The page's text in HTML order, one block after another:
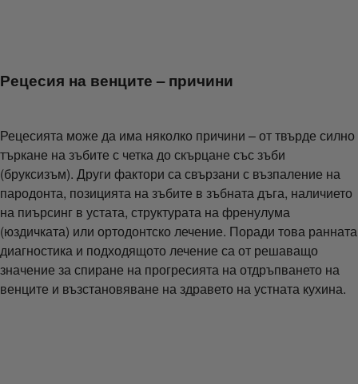
Рецесия на венците – причини
Рецесията може да има няколко причини – от твърде силно
търкане на зъбите с четка до скърцане със зъби
(бруксизъм). Други фактори са свързани с възпаление на
пародонта, позицията на зъбите в зъбната дъга, наличието
на пиърсинг в устата, структурата на френулума
(юздичката) или ортодонтско лечение. Поради това ранната
диагностика и подходящото лечение са от решаващо
значение за спиране на прогресията на отдръпването на
венците и възстановяване на здравето на устната кухина.